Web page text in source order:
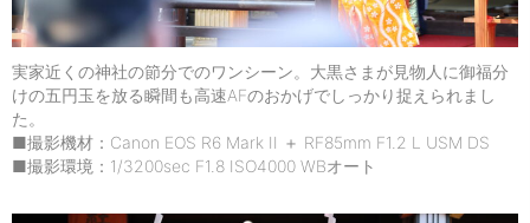
実家近くの神社の節分でのワンシーン。大黒さまが見物人に御福分
けの五円玉を放る瞬間も高速AFのおかげでしっかり捉えられまし
た。
■撮影機材：Canon EOS R6 Mark II ＋ RF85mm F1.2 L USM DS
■撮影環境：1/3200sec F1.8 ISO4000 WBオート